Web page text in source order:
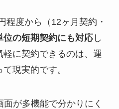
程度から（12ヶ月契約・
位の短期契約にも対応し
軽に契約できるのは、運
現実的です。
が多機能で分かりにく